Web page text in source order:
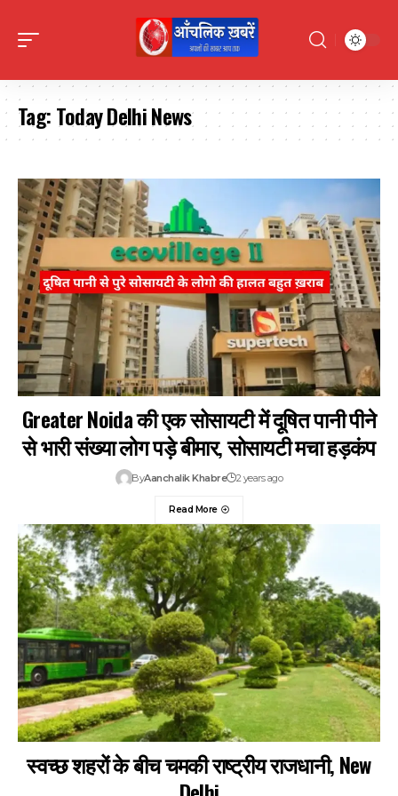
Tag:Today Delhi News
Greater Noida की एक सोसायटी में दूषित पानी पीने
से भारी संख्या लोग पड़े बीमार, सोसायटी मचा हड़कंप
ByAanchalik Khabre 2 years ago
Read More
स्वच्छ शहरों के बीच चमकी राष्ट्रीय राजधानी, New